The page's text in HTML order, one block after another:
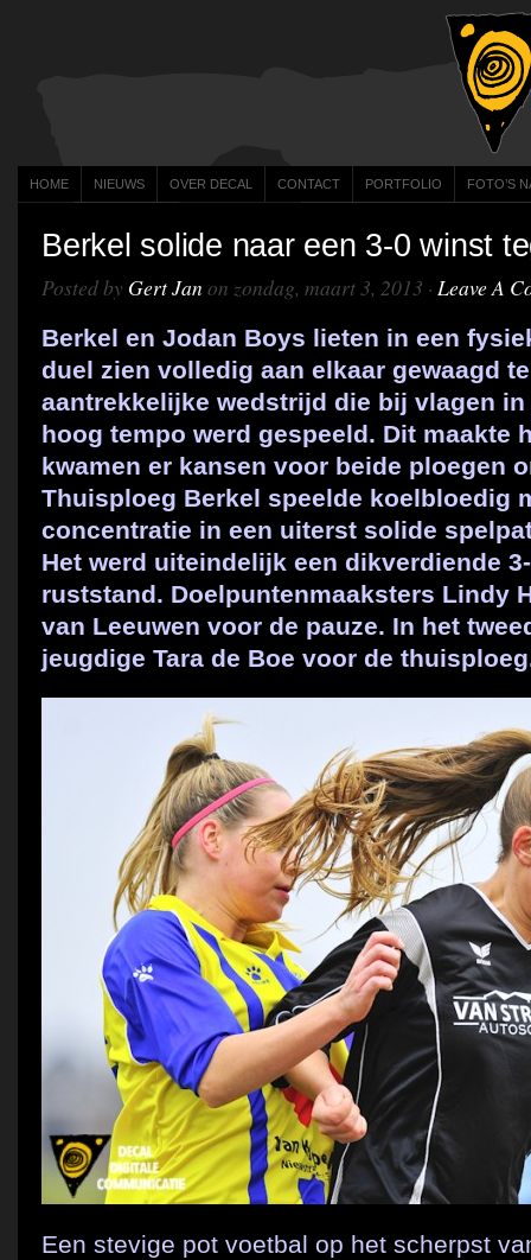
HOME NIEUWS OVER DECAL CONTACT PORTFOLIO FOTO’S
Berkel solide naar een 3-0 winst
Posted by Gert Jan on zondag, maart 3, 2013 · Leave A
Berkel en Jodan Boys lieten in een
duel zien volledig aan elkaar gewaagd
aantrekkelijke wedstrijd die bij vlagen
hoog tempo werd gespeeld. Dit maakte
kwamen er kansen voor beide ploegen
Thuisploeg Berkel speelde koelbloedig
concentratie in een uiterst solide
Het werd uiteindelijk een dikverdiende
ruststand. Doelpuntenmaaksters Lindy
van Leeuwen voor de pauze. In het
jeugdige Tara de Boe voor de
Een stevige pot voetbal op het scherpst